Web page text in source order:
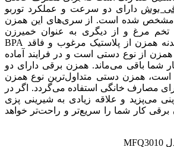
بوش دارای دو سرعت و عملکرد توربو
است که با علامت M مشخص شده است. از سری‌های این همزن
تخم مرغ و از دیگری به عنوان خمیرزن
استفاده نمایید. جنس بدنه همزن از پلاستیک مرغوب و فاقد BPA
از نوع دستی است و در فرایند آماده
شما باقی می‌ماند. همزن برقی دارای دو
همزن دستی متداول‌ترین نوع همزن
مصارف خانگی استفاده می‌گردد. اگر در
می‌پزید و علاقه زیادی به شیرینی پزی
برقی کار شما را سریع‌تر و راحت‌تر خواهد